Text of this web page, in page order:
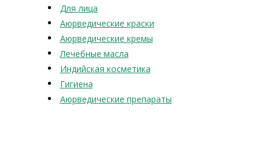
Для лица
Аюрведические краски
Аюрведические кремы
Лечебные масла
Индийская косметика
Гигиена
Аюрведические препараты